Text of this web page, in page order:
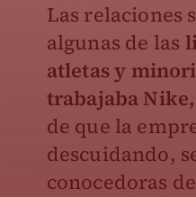
Las relaciones
algunas de las
atletas y
trabajaba Nike,
de que la
descuidando,
conocedoras